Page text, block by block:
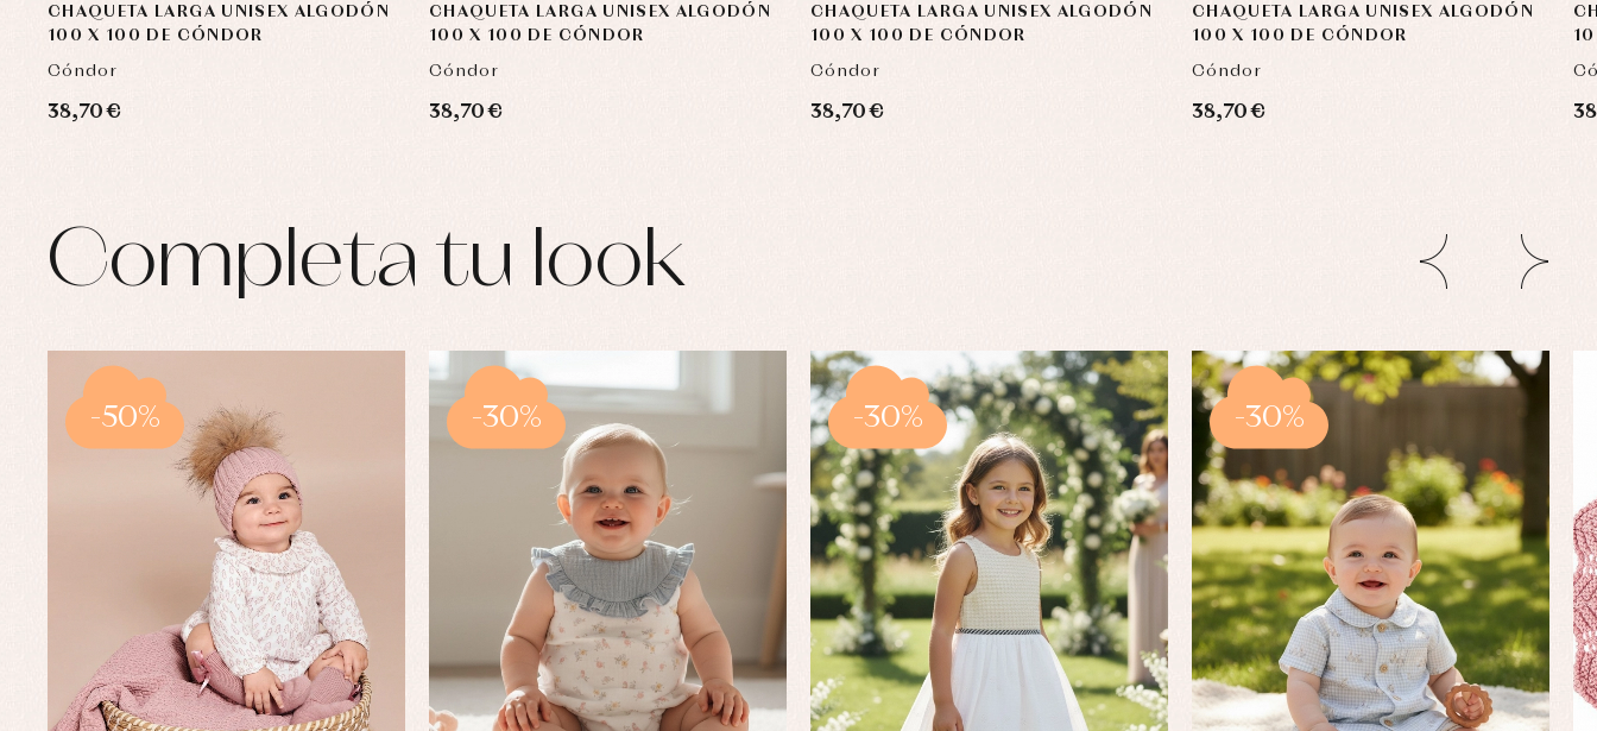
CHAQUETA LARGA UNISEX ALGODÓN
100 X 100 DE CÓNDOR
Cóndor
38,70 €
CHAQUETA LARGA UNISEX ALGODÓN
100 X 100 DE CÓNDOR
Cóndor
38,70 €
CHAQUETA LARGA UNISEX ALGODÓN
100 X 100 DE CÓNDOR
Cóndor
38,70 €
CHAQUETA LARGA UNISEX ALGODÓN
100 X 100 DE CÓNDOR
Cóndor
38,70 €
Completa tu look
-50% -30% -30% -30%